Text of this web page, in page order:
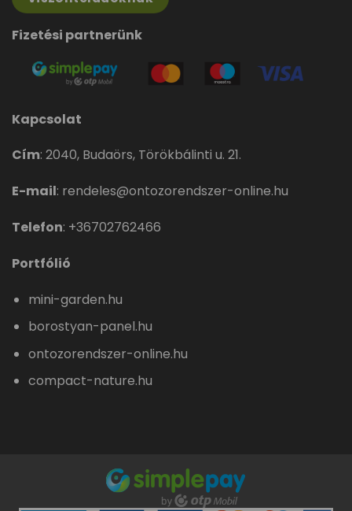
Fizetési partnerünk
Kapcsolat
Cím: 2040, Budaörs, Törökbálinti u. 21.
E-mail: rendeles@ontozorendszer-online.hu
Telefon: +36702762466
Portfólió
mini-garden.hu
borostyan-panel.hu
ontozorendszer-online.hu
compact-nature.hu